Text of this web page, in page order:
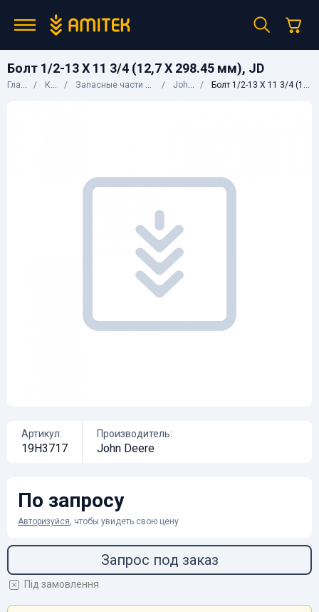
Болт 1/2-13 X 11 3/4 (12,7 X 298.45 мм), JD
Главная Каталог Запасные части к сельхозтехнике John Deere Болт 1/2-13 X 11 3/4 (12,7 X 298.45 мм), JD
Артикул:
19H3717
Производитель:
John Deere
По запросу
Авторизуйся, чтобы увидеть свою цену
Запрос под заказ
Під замовлення